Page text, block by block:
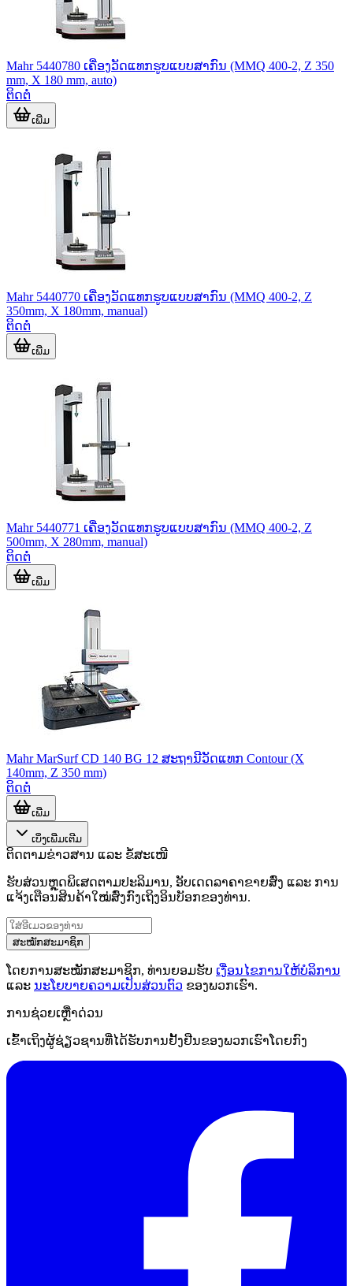
Mahr 5440780 ເຄື່ອງວັດແທກຮູບແບບສາກົນ (MMQ 400-2, Z 350
mm, X 180 mm, auto)
ຕິດຕໍ່
ເພີ່ມ
Mahr 5440770 ເຄື່ອງວັດແທກຮູບແບບສາກົນ (MMQ 400-2, Z
350mm, X 180mm, manual)
ຕິດຕໍ່
ເພີ່ມ
Mahr 5440771 ເຄື່ອງວັດແທກຮູບແບບສາກົນ (MMQ 400-2, Z
500mm, X 280mm, manual)
ຕິດຕໍ່
ເພີ່ມ
Mahr MarSurf CD 140 BG 12 ສະຖານີວັດແທກ Contour (X
140mm, Z 350 mm)
ຕິດຕໍ່
ເພີ່ມ
ເບິ່ງເພີ່ມເຕີມ
ຕິດຕາມຂ່າວສານ ແລະ ຂໍ້ສະເໜີ
ຮັບສ່ວນຫຼຸດພິເສດຕາມປະລິມານ, ອັບເດດລາຄາຂາຍສົ່ງ ແລະ ການ
ແຈ້ງເຕືອນສິນຄ້າໃໝ່ສົ່ງກົງເຖິງອິນບັອກຂອງທ່ານ.
ສະໝັກສະມາຊິກ
ໂດຍການສະໝັກສະມາຊິກ, ທ່ານຍອມຮັບ ເງື່ອນໄຂການໃຫ້ບໍລິການ
ແລະ ນະໂຍບາຍຄວາມເປັນສ່ວນຕົວ ຂອງພວກເຮົາ.
ການຊ່ວຍເຫຼືໍາດ່ວນ
ເຂົ້າເຖິງຜູ້ຊ່ຽວຊານທີ່ໄດ້ຮັບການຢັ້ງຢືນຂອງພວກເຮົາໂດຍກົງ